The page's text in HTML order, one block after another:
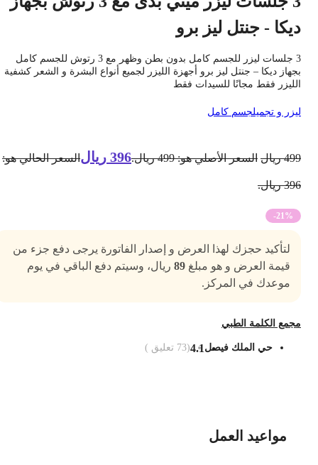
- جنتل ليز برو
3 جلسات ليزر للجسم كامل بدون بطن وظهر مع 3 رتوش للجسم كامل
ديكا – جنتل ليز برو أجهزة الليزر لجميع أنواع البشرة و الشعر كشفية
فقط مجانًا للسيدات فقط
و تجميلجسم كامل
ريال السعر الأصلي هو: 499 ريال. 396 ريال السعر الحالي هو:
-21%
لتأكيد حجزك لهذا العرض و إصدار الفاتورة يرجى دفع جزء من
قيمة العرض و هو مبلغ89ريال، وسيتم دفع الباقي في يوم
موعدك في المركز.
الكلمة الطبي
حي الملك فيصل4.1
(
73تعليق )
مواعيد العمل